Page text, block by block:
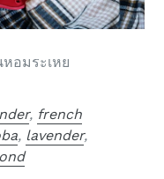
อมระเหย
, french
, lavender,